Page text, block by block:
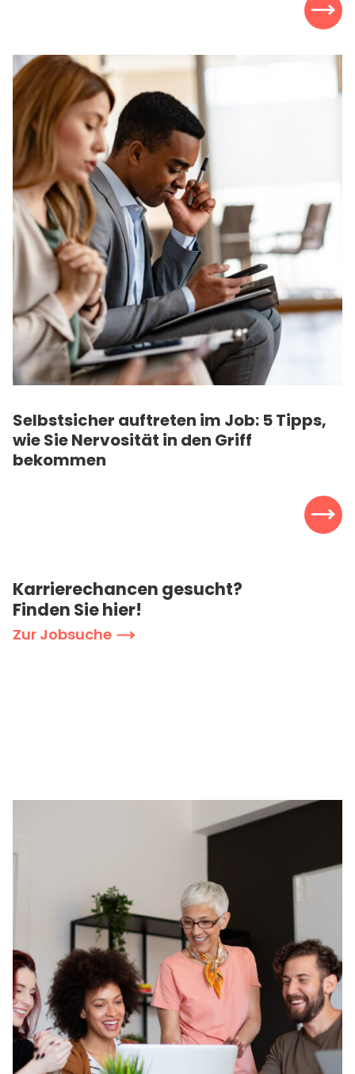
Selbstsicher auftreten im Job: 5 Tipps,
wie Sie Nervosität in den Griff
bekommen
Karrierechancen gesucht?
Finden Siehier!
Zur Jobsuche